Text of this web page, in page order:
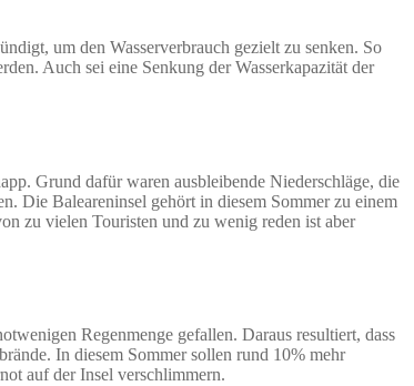
um den Wasserverbrauch gezielt zu senken. So
Auch sei eine Senkung der Wasserkapazität der
Grund dafür waren ausbleibende Niederschläge, die
Die Baleareninsel gehört in diesem Sommer zu einem
zu vielen Touristen und zu wenig reden ist aber
Regenmenge gefallen. Daraus resultiert, dass
In diesem Sommer sollen rund 10% mehr
auf der Insel verschlimmern.